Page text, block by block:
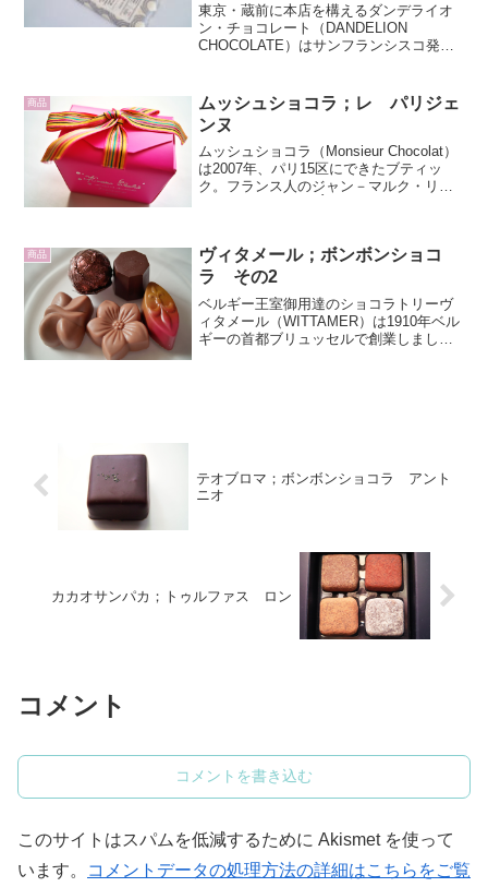
東京・蔵前に本店を構えるダンデライオ
ン・チョコレート（DANDELION
CHOCOLATE）はサンフランシスコ発祥
で開催していた循環型ライフスタイルを
テーマとする「循...
商品
ムッシュショコラ；レ パリジェ
ンヌ
ムッシュショコラ（Monsieur Chocolat）
は2007年、パリ15区にできたブティッ
ク。フランス人のジャン－マルク・リュ
商品
ヴィタメール；ボンボンショコ
ラ その2
ベルギー王室御用達のショコラトリーヴ
ィタメール（WITTAMER）は1910年ベル
ギーの首都ブリュッセルで創業しまし
テオブロマ；ボンボンショコラ アント
ニオ
カカオサンパカ；トゥルファス ロン
コメント
コメントを書き込む
このサイトはスパムを低減するために Akismet を使って
います。
コメントデータの処理方法の詳細はこちらをご覧